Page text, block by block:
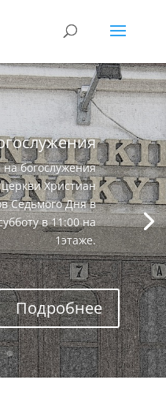
богослужения
Христиан
Седьмого Дня в
в 11:00 на
1этаже.
Подробнее